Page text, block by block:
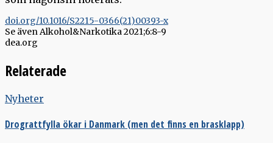
doi.org/10.1016/S2215-0366(21)00393-x
Se även Alkohol&Narkotika 2021;6:8-9
dea.org
Relaterade
Nyheter
Drograttfylla ökar i Danmark (men det finns en brasklapp)